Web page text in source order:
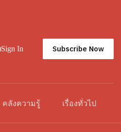
Sign In Subscribe Now
คลังความรู้ เรื่องทั่วไป